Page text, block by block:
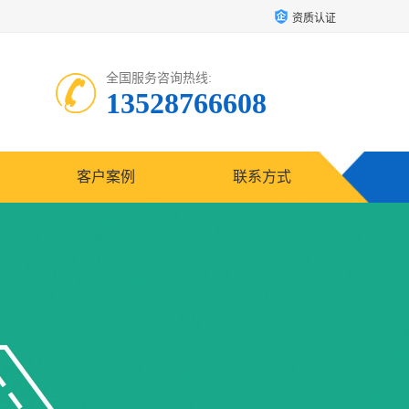
资质认证
全国服务咨询热线:
13528766608
客户案例 联系方式